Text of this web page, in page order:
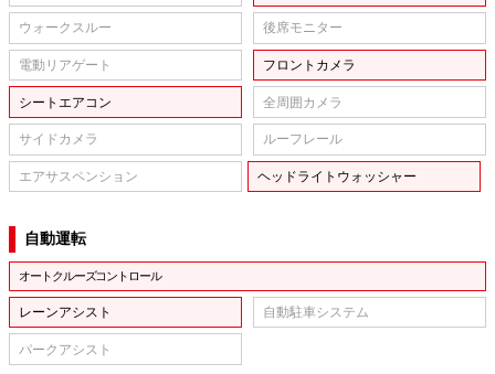
ウォークスルー 後席モニター
電動リアゲート フロントカメラ
シートエアコン 全周囲カメラ
サイドカメラ ルーフレール
エアサスペンション ヘッドライトウォッシャー
自動運転
オートクルーズコントロール
レーンアシスト 自動駐車システム
パークアシスト